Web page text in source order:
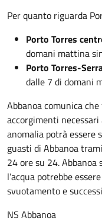
Per quanto riguarda
Porto Torres
domani mattina
Porto Torres-
dalle 7 di domani
Abbanoa comunica
accorgimenti
anomalia potrà essere
guasti di Abbanoa
24 ore su 24. Abbanoa
l’acqua potrebbe
svuotamento e
NS Abbanoa